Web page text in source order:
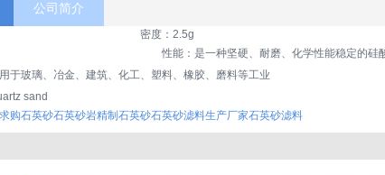
公司简介
密度：2.5g
性能：是一种坚硬、耐磨、化学性能稳定的硅
于玻璃、冶金、建筑、化工、塑料、橡胶、磨料等工业
sand
求购石英砂石英砂岩精制石英砂石英砂滤料生产厂家石英砂滤料